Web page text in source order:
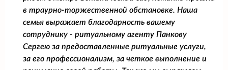
в траурно-торжественной обстановке. Наша
семья выражает благодарность вашему
сотруднику - ритуальному агенту Панкову
Сергею за предоставленные ритуальные услуги,
за его профессионализм, за четкое выполнение и